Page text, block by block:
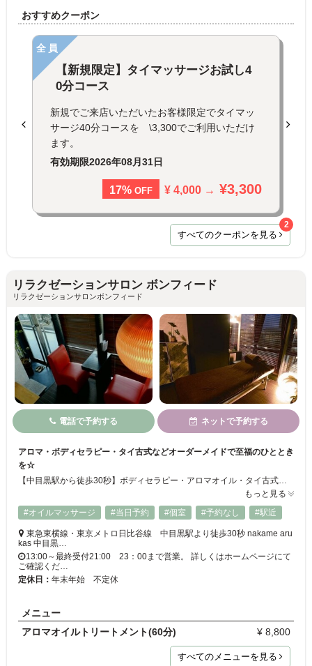
おすすめクーポン
全員
【新規限定】タイマッサージお試し4
0分コース
新規でご来店いただいたお客様限定でタイマッ
サージ40分コースを \3,300でご利用いただけ
ます。
有効期限2026年08月31日
17% OFF ¥ 4,000 → ¥3,300
すべてのクーポンを見る
2
リラクゼーションサロン ボンフィード
リラクゼーションサロンボンフィード
電話で予約する ネットで予約する
アロマ・ボディセラピー・タイ古式などオーダーメイドで至福のひととき
を☆
【中目黒駅から徒歩30秒】ボディセラピー・アロマオイル・タイ古式マッサージ・高濃度酸素オイルトリートメント・美肌メソスリミング・ディープオイルマッサージを取り扱うサロン♪ココロとカラダの結びつきを大切に考えながらお客様お一人おひとりの状態に合わせて選べるメニューを豊富に掲載しております◎頑張ってるご自分へのご褒美にぜひ☆
もっと見る
#オイルマッサージ
#当日予約 #個室 #予約なし #駅近
東急東横線・東京メトロ日比谷線 中目黒駅より徒歩30秒 nakame aru
kas 中目黒…
13:00～最終受付21:00 23：00まで営業。 詳しくはホームページにて
ご確認くだ…
定休日： 年末年始 不定休
メニュー
アロマオイルトリートメント(60分)
¥ 8,800
すべてのメニューを見る